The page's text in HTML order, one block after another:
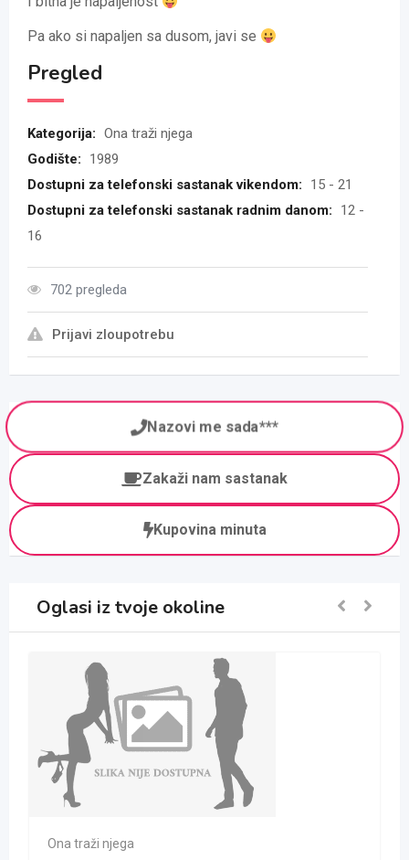
Pa ako si napaljen sa dusom, javi se
Pregled
Kategorija: Ona traži njega
Godište:
1989
Dostupni za telefonski sastanak vikendom:
15 - 21
Dostupni za telefonski sastanak radnim danom:
12 -
16
702 pregleda
Prijavi zloupotrebu
Nazovi me sada***
Zakaži nam sastanak
Kupovina minuta
Oglasi iz tvoje okoline
Ona traži njega